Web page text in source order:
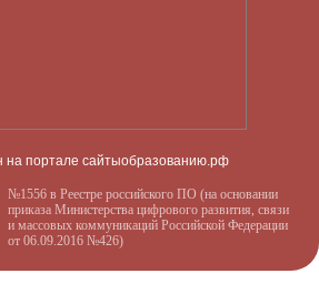
на портале сайтыобразованию.рф
№1556 в Реестре российского ПО (на основании
приказа Министерства цифрового развития, связи
и массовых коммуникаций Российской Федерации
от 06.09.2016 №426)